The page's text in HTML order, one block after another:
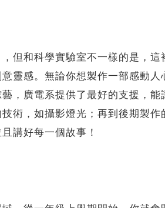
和科學實驗室不一樣的是，
靈感。無論你想製作一部感動
，廣電系提供了最好的支援，
術，如攝影燈光；再到後期製
講好每一個故事！